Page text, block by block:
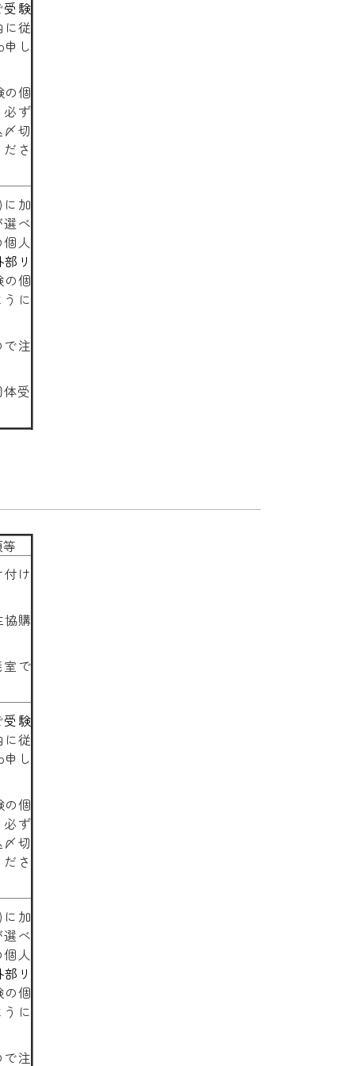
受験
に従
し
の個
必ず
切
さ
加
べ
人
リ
の個
に
注
受
け
協購
で
受験
に従
し
の個
必ず
切
さ
加
べ
人
リ
の個
に
注